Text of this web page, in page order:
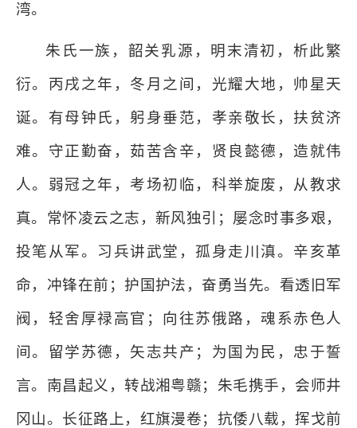
湾。
朱氏一族，韶关乳源，明末清初，析此繁
衍。丙戌之年，冬月之间，光耀大地，帅星天
诞。有母钟氏，躬身垂范，孝亲敬长，扶贫济
难。守正勤奋，茹苦含辛，贤良懿德，造就伟
人。弱冠之年，考场初临，科举旋废，从教求
真。常怀凌云之志，新风独引；屡念时事多艰，
投笔从军。习兵讲武堂，孤身走川滇。辛亥革
命，冲锋在前；护国护法，奋勇当先。看透旧军
阀，轻舍厚禄高官；向往苏俄路，魂系赤色人
间。留学苏德，矢志共产；为国为民，忠于誓
言。南昌起义，转战湘粤赣；朱毛携手，会师井
冈山。长征路上，红旗漫卷；抗倭八载，挥戈前